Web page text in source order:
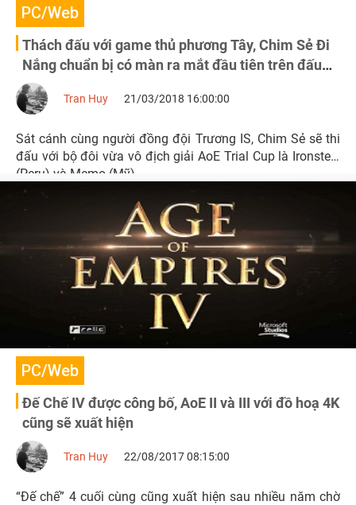
PC/Web
Thách đấu với game thủ phương Tây, Chim Sẻ Đi
Nắng chuẩn bị có màn ra mắt đầu tiên trên đấu
trường AoE DE
Tran Huy 21/03/2018 16:00:00
Sát cánh cùng người đồng đội Trương IS, Chim Sẻ sẽ thi
đấu với bộ đôi vừa vô địch giải AoE Trial Cup là Ironsteel
(Peru) và Memo (Mỹ).
PC/Web
Đế Chế IV được công bố, AoE II và III với đồ hoạ 4K
cũng sẽ xuất hiện
Tran Huy 22/08/2017 08:15:00
“Đế chế” 4 cuối cùng cũng xuất hiện sau nhiều năm chờ